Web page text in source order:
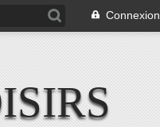
Connexion